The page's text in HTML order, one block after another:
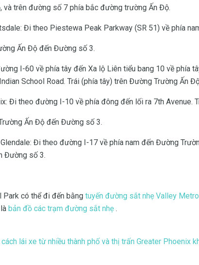
và trên đường số 7 phía bắc đường trường Ấn Độ.
Đi theo Piestewa Peak Parkway (SR 51) về phía
Ấn Độ đến Đường số 3.
I-60 về phía tây đến Xa lộ Liên tiểu bang 10 về phía
School Road. Trái (phía tây) trên Đường Trường Ấn
Đi theo đường I-10 về phía đông đến lối ra 7th Avenue.
Ấn Độ đến Đường số 3.
Đi theo đường I-17 về phía nam đến Đường
Đường số 3.
Park có thể đi đến bằng tuyến đường sắt nhẹ Valley Metro
bản đồ các trạm đường sắt nhẹ .
lái xe từ nhiều thành phố và thị trấn Greater Phoenix